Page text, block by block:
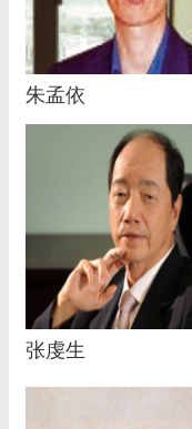
朱孟依
张虔生